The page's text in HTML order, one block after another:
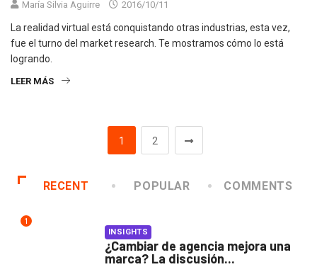
María Silvia Aguirre 2016/10/11
La realidad virtual está conquistando otras industrias, esta vez,
fue el turno del market research. Te mostramos cómo lo está
logrando.
LEER MÁS
1 2
RECENT POPULAR COMMENTS
1
INSIGHTS
¿Cambiar de agencia mejora una
marca? La discusión...